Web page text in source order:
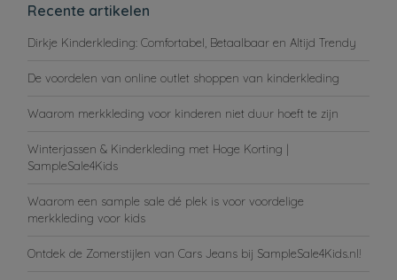
Recente artikelen
Dirkje Kinderkleding: Comfortabel, Betaalbaar en Altijd Trendy
De voordelen van online outlet shoppen van kinderkleding
Waarom merkkleding voor kinderen niet duur hoeft te zijn
Winterjassen & Kinderkleding met Hoge Korting |
SampleSale4Kids
Waarom een sample sale dé plek is voor voordelige
merkkleding voor kids
Ontdek de Zomerstijlen van Cars Jeans bij SampleSale4Kids.nl!